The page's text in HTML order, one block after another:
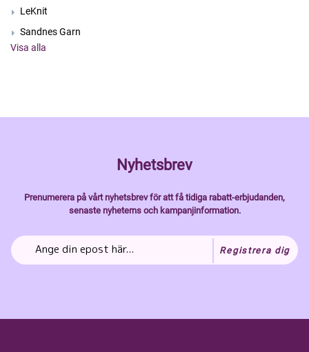
LeKnit
Sandnes Garn
Visa alla
Nyhetsbrev
Prenumerera på vårt nyhetsbrev för att få tidiga rabatt-erbjudanden,
senaste nyheterns och kampanjinformation.
Registrera dig